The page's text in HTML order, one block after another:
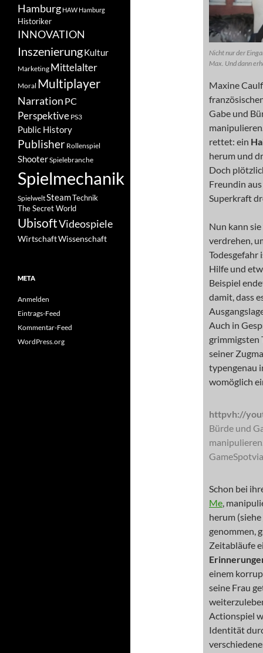
Nicht nur der
Max. Und dann
Maxine
Gabe und
rettet: ein
herum und
Doch
Freundin
Superkraft
Nun kann
verdrehen,
Todesgefahr
Hilfe und
Beispiel
damit, dass
Auch in
grimmigsten
seiner
typengenau
womöglich
httpvh://
Bürde und
Schon bei
Me,
herum (siehe
genommen,
Zeitabläufe
einem
seine Frau
Actionspiel
Identität
Hamburg HAW Hamburg
Historiker
INNOVATION
InszenierungKultur
Marketing Mittelalter
Moral Multiplayer
Narration PC
Perspektive PS3
Public History
Publisher Rollenspiel
ShooterSpielebranche
Spielmechanik
SpielweltSteamTechnik
The Secret World
UbisoftVideospiele
WirtschaftWissenschaft
META
Anmelden
Eintrags-Feed
Kommentar-Feed
WordPress.org